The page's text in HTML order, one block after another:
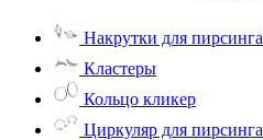
Накрутки для пирсинга
Кластеры
Кольцо кликер
Циркуляр для пирсинга